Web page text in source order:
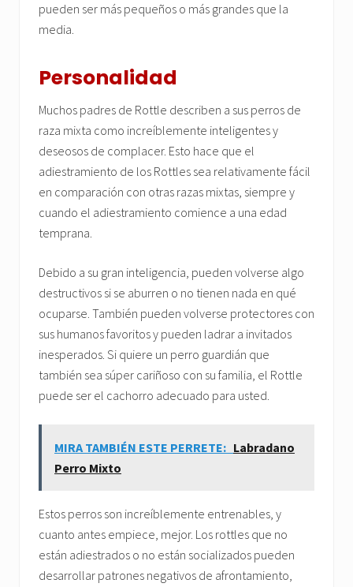
pueden ser más pequeños o más grandes que la
media.
Personalidad
Muchos padres de Rottle describen a sus perros de
raza mixta como increíblemente inteligentes y
deseosos de complacer. Esto hace que el
adiestramiento de los Rottles sea relativamente fácil
en comparación con otras razas mixtas, siempre y
cuando el adiestramiento comience a una edad
temprana.
Debido a su gran inteligencia, pueden volverse algo
destructivos si se aburren o no tienen nada en qué
ocuparse. También pueden volverse protectores con
sus humanos favoritos y pueden ladrar a invitados
inesperados. Si quiere un perro guardián que
también sea súper cariñoso con su familia, el Rottle
puede ser el cachorro adecuado para usted.
MIRA TAMBIÉN ESTE PERRETE: Labradano
Perro Mixto
Estos perros son increíblemente entrenables, y
cuanto antes empiece, mejor. Los rottles que no
están adiestrados o no están socializados pueden
desarrollar patrones negativos de afrontamiento,